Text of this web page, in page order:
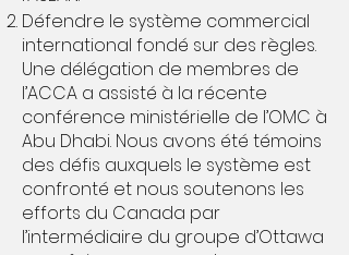
Défendre le système commercial
international fondé sur des règles.
Une délégation de membres de
l’ACCA a assisté à la récente
conférence ministérielle de l’OMC à
Abu Dhabi. Nous avons été témoins
des défis auxquels le système est
confronté et nous soutenons les
efforts du Canada par
l’intermédiaire du groupe d’Ottawa